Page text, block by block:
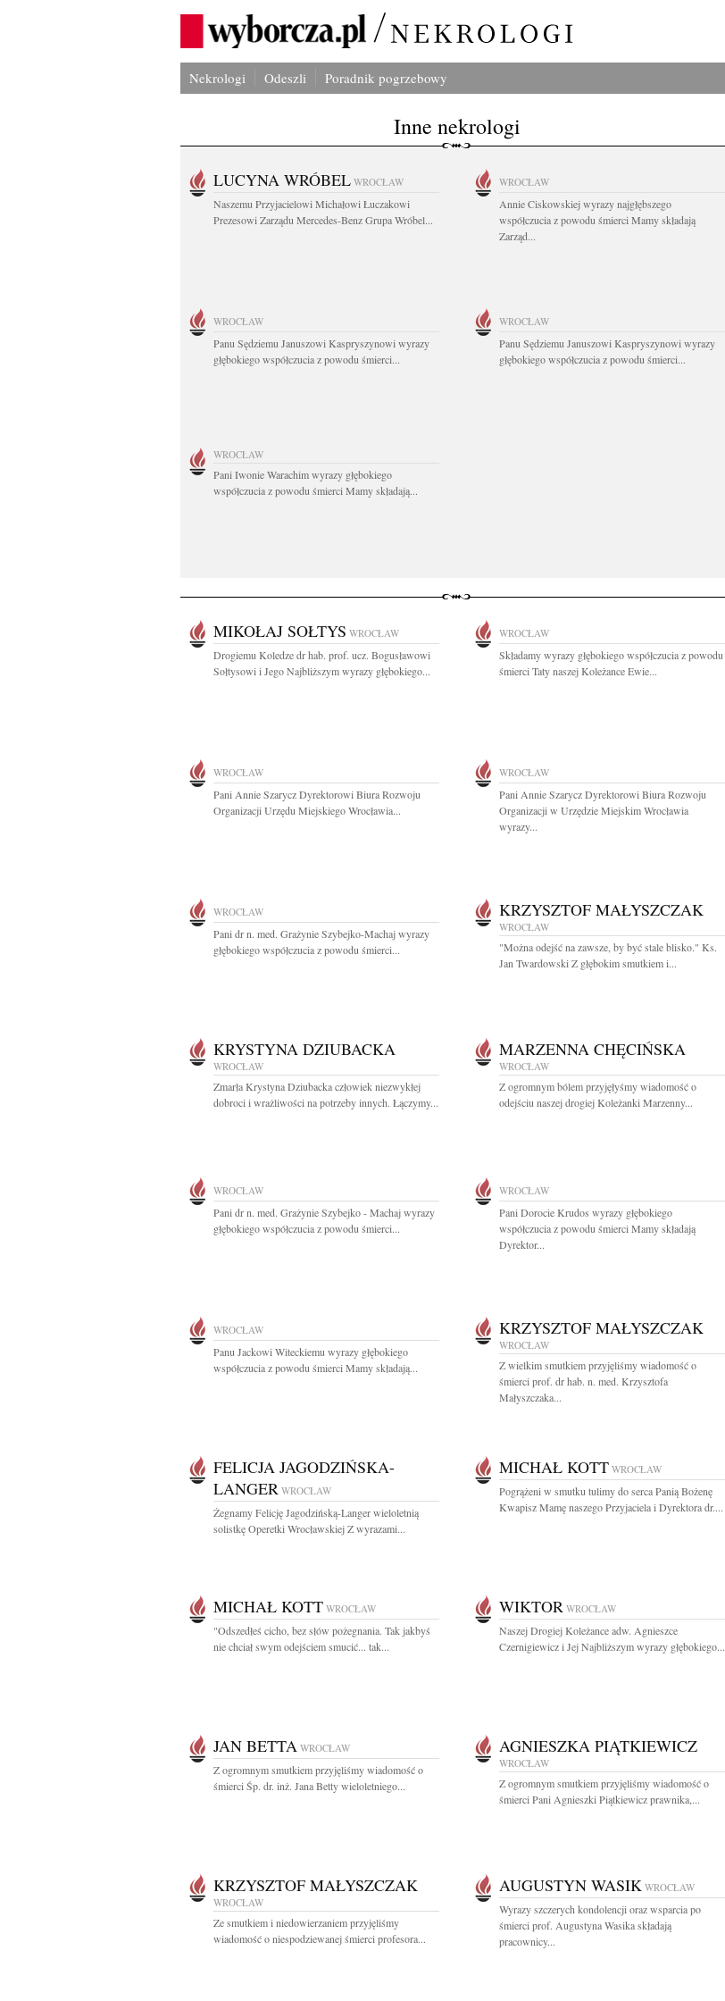
Nekrologi Odeszli Poradnik pogrzebowy
Inne nekrologi
LUCYNA WRÓBEL WROCŁAW
Naszemu Przyjacielowi Michałowi Łuczakowi
Prezesowi Zarządu Mercedes-Benz Grupa Wróbel...
WROCŁAW
Annie Ciskowskiej wyrazy najgłębszego
współczucia z powodu śmierci Mamy składają
Zarząd...
WROCŁAW
Panu Sędziemu Januszowi Kaspryszynowi wyrazy
głębokiego współczucia z powodu śmierci...
WROCŁAW
Panu Sędziemu Januszowi Kaspryszynowi wyrazy
głębokiego współczucia z powodu śmierci...
WROCŁAW
Pani Iwonie Warachim wyrazy głębokiego
współczucia z powodu śmierci Mamy składają...
MIKOŁAJ SOŁTYS WROCŁAW
Drogiemu Koledze dr hab. prof. ucz. Bogusławowi
Sołtysowi i Jego Najbliższym wyrazy głębokiego...
WROCŁAW
Składamy wyrazy głębokiego współczucia z powodu
śmierci Taty naszej Koleżance Ewie...
WROCŁAW
Pani Annie Szarycz Dyrektorowi Biura Rozwoju
Organizacji Urzędu Miejskiego Wrocławia...
WROCŁAW
Pani Annie Szarycz Dyrektorowi Biura Rozwoju
Organizacji w Urzędzie Miejskim Wrocławia
wyrazy...
WROCŁAW
Pani dr n. med. Grażynie Szybejko-Machaj wyrazy
głębokiego współczucia z powodu śmierci...
KRZYSZTOF MAŁYSZCZAK
WROCŁAW
"Można odejść na zawsze, by być stale blisko." Ks.
Jan Twardowski Z głębokim smutkiem i...
KRYSTYNA DZIUBACKA
WROCŁAW
Zmarła Krystyna Dziubacka człowiek niezwykłej
dobroci i wrażliwości na potrzeby innych. Łączymy...
MARZENNA CHĘCIŃSKA
WROCŁAW
Z ogromnym bólem przyjęłyśmy wiadomość o
odejściu naszej drogiej Koleżanki Marzenny...
WROCŁAW
Pani dr n. med. Grażynie Szybejko - Machaj wyrazy
głębokiego współczucia z powodu śmierci...
WROCŁAW
Pani Dorocie Krudos wyrazy głębokiego
współczucia z powodu śmierci Mamy składają
Dyrektor...
WROCŁAW
Panu Jackowi Witeckiemu wyrazy głębokiego
współczucia z powodu śmierci Mamy składają...
KRZYSZTOF MAŁYSZCZAK
WROCŁAW
Z wielkim smutkiem przyjęliśmy wiadomość o
śmierci prof. dr hab. n. med. Krzysztofa
Małyszczaka...
FELICJA JAGODZIŃSKA-
LANGER WROCŁAW
Żegnamy Felicję Jagodzińską-Langer wieloletnią
solistkę Operetki Wrocławskiej Z wyrazami...
MICHAŁ KOTT WROCŁAW
Pogrążeni w smutku tulimy do serca Panią Bożenę
Kwapisz Mamę naszego Przyjaciela i Dyrektora dr....
MICHAŁ KOTT WROCŁAW
"Odszedłeś cicho, bez słów pożegnania. Tak jakbyś
nie chciał swym odejściem smucić... tak...
WIKTOR WROCŁAW
Naszej Drogiej Koleżance adw. Agnieszce
Czernigiewicz i Jej Najbliższym wyrazy głębokiego...
JAN BETTA WROCŁAW
Z ogromnym smutkiem przyjęliśmy wiadomość o
śmierci Śp. dr. inż. Jana Betty wieloletniego...
AGNIESZKA PIĄTKIEWICZ
WROCŁAW
Z ogromnym smutkiem przyjęliśmy wiadomość o
śmierci Pani Agnieszki Piątkiewicz prawnika,...
KRZYSZTOF MAŁYSZCZAK
WROCŁAW
Ze smutkiem i niedowierzaniem przyjęliśmy
wiadomość o niespodziewanej śmierci profesora...
AUGUSTYN WASIK WROCŁAW
Wyrazy szczerych kondolencji oraz wsparcia po
śmierci prof. Augustyna Wasika składają
pracownicy...